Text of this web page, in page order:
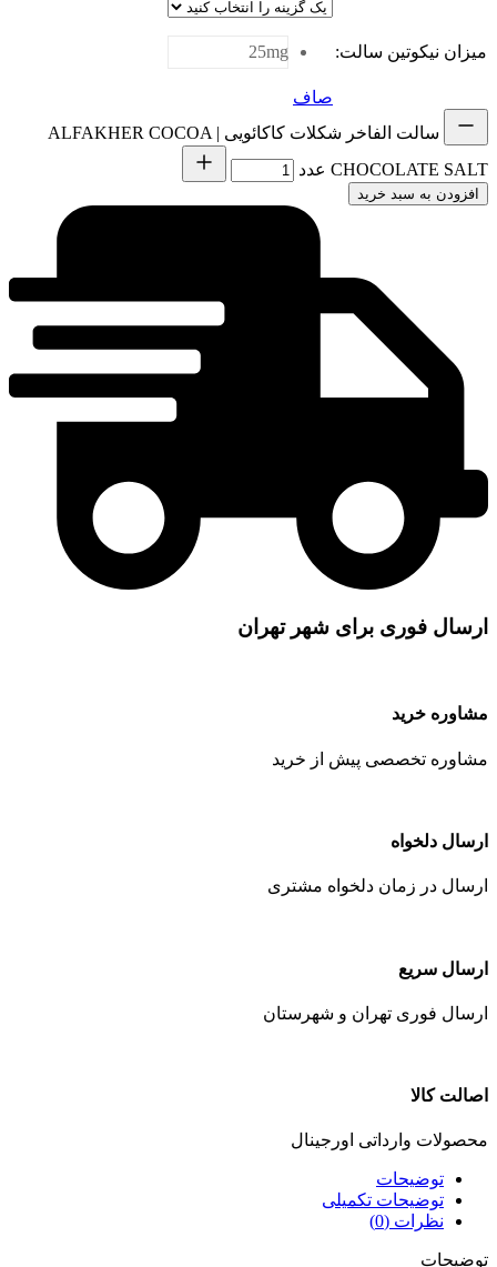
میزان نیکوتین سالت:
25mg
صاف
سالت الفاخر شکلات کاکائویی | ALFAKHER COCOA
CHOCOLATE SALT عدد
افزودن به سبد خرید
ارسال فوری برای شهر تهران
مشاوره خرید
مشاوره تخصصی پیش از خرید
ارسال دلخواه
ارسال در زمان دلخواه مشتری
ارسال سریع
ارسال فوری تهران و شهرستان
اصالت کالا
محصولات وارداتی اورجینال
توضیحات
توضیحات تکمیلی
نظرات (0)
توضیحات